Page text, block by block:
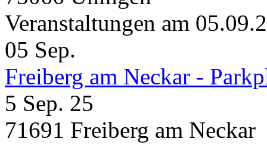
Veranstaltungen am
05 Sep.
Freiberg am Neckar -
5 Sep. 25
71691 Freiberg am Neckar